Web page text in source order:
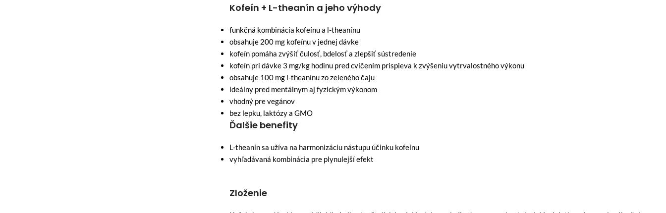
Kofeín + L-theanín a jeho výhody
funkčná kombinácia kofeínu a l-theanínu
obsahuje 200 mg kofeínu v jednej dávke
kofeín pomáha zvýšiť čulosť, bdelosť a zlepšiť sústredenie
kofeín pri dávke 3 mg/kg hodinu pred cvičením prispieva k zvýšeniu vytrvalostného výkonu
obsahuje 100 mg l-theanínu zo zeleného čaju
ideálny pred mentálnym aj fyzickým výkonom
vhodný pre vegánov
bez lepku, laktózy a GMO
Ďalšie benefity
L-theanín sa užíva na harmonizáciu nástupu účinku kofeínu
vyhľadávaná kombinácia pre plynulejší efekt
Zloženie